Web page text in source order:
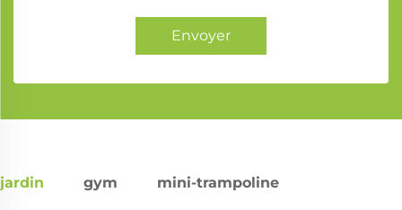
Envoyer
jardin gym mini-trampoline